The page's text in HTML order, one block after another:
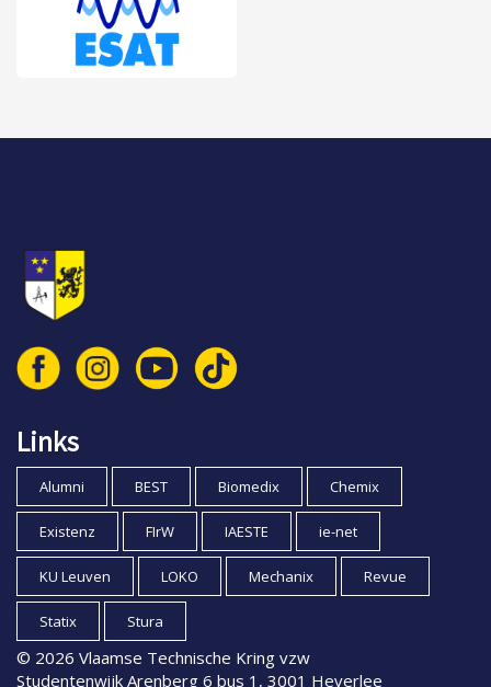
Links
Alumni BEST Biomedix Chemix
Existenz FIrW IAESTE ie-net
KU Leuven LOKO Mechanix Revue
Statix Stura
© 2026 Vlaamse Technische Kring vzw
Studentenwijk Arenberg 6 bus 1, 3001 Heverlee